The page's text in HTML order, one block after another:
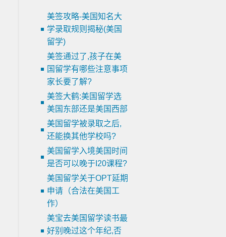
美签攻略-美国知名大
学录取规则揭秘(美国
留学)
美签通过了,孩子在美
国留学有哪些注意事项
家长要了解?
美签大鹤:美国留学选
美国东部还是美国西部
美国留学被录取之后,
还能换其他学校吗?
美国留学入境美国时间
是否可以晚于I20课程?
美国留学关于OPT延期
申请（合法在美国工
作）
美宝去美国留学读书最
好别晚过这个年纪,否